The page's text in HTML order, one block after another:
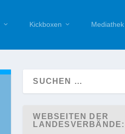
Kickboxen Mediathek
WEBSEITEN DER
LANDESVERBÄNDE: